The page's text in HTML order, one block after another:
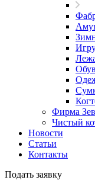
Фирма
Чистый
Новости
Статьи
Контакты
Подать заявку